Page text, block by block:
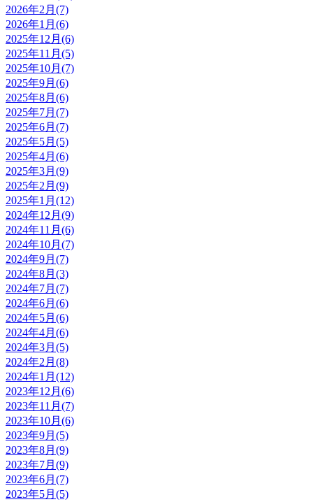
2026年2月(7)
2026年1月(6)
2025年12月(6)
2025年11月(5)
2025年10月(7)
2025年9月(6)
2025年8月(6)
2025年7月(7)
2025年6月(7)
2025年5月(5)
2025年4月(6)
2025年3月(9)
2025年2月(9)
2025年1月(12)
2024年12月(9)
2024年11月(6)
2024年10月(7)
2024年9月(7)
2024年8月(3)
2024年7月(7)
2024年6月(6)
2024年5月(6)
2024年4月(6)
2024年3月(5)
2024年2月(8)
2024年1月(12)
2023年12月(6)
2023年11月(7)
2023年10月(6)
2023年9月(5)
2023年8月(9)
2023年7月(9)
2023年6月(7)
2023年5月(5)